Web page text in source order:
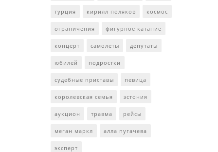
турция кирилл поляков космос
ограничения фигурное катание
концерт самолеты депутаты
юбилей подростки
судебные приставы певица
королевская семья эстония
аукцион травма рейсы
меган маркл алла пугачева
эксперт